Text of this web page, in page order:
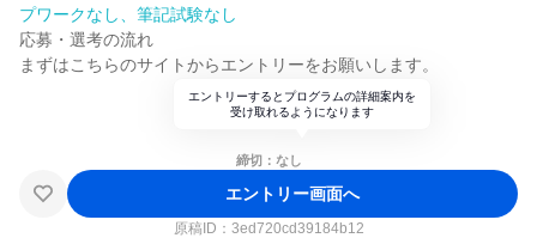
プワークなし、筆記試験なし
応募・選考の流れ
まずはこちらのサイトからエントリーをお願いします。
エントリーするとプログラムの詳細案内を
受け取れるようになります
締切：なし
エントリー画面へ
原稿ID： 3ed720cd39184b12